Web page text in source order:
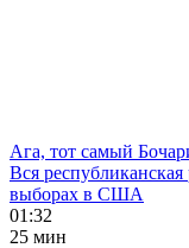
Ага, тот самый
Вся
выборах в США
01:32
25 мин